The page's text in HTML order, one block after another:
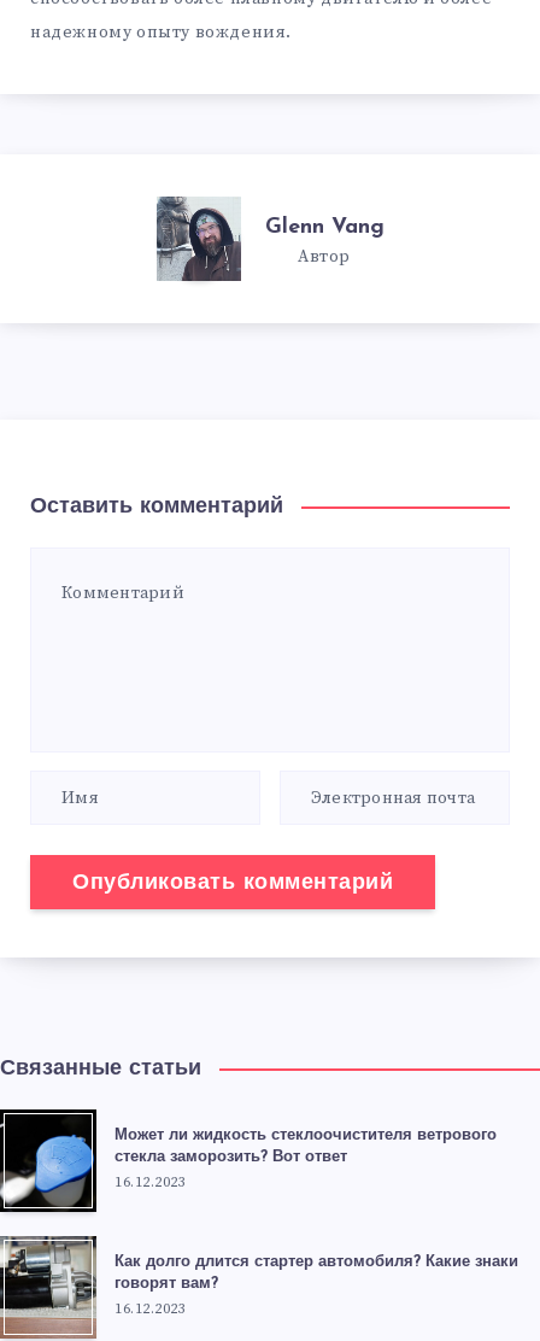
надежному опыту вождения.
Glenn Vang
Автор
Оставить комментарий
Связанные статьи
Может ли жидкость стеклоочистителя ветрового
стекла заморозить? Вот ответ
16.12.2023
Как долго длится стартер автомобиля? Какие знаки
говорят вам?
16.12.2023